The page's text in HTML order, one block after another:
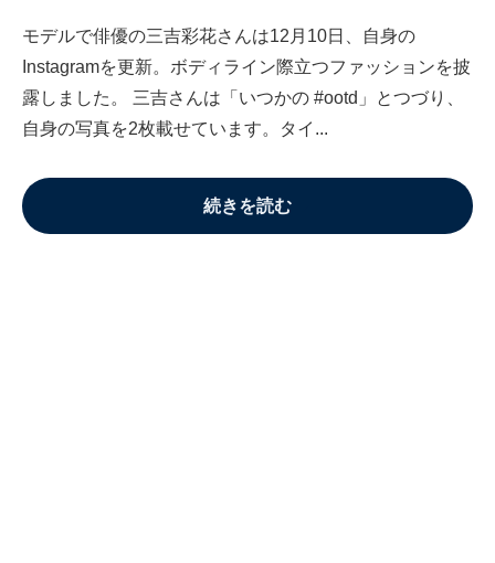
モデルで俳優の三吉彩花さんは12月10日、自身の
Instagramを更新。ボディライン際立つファッションを披
露しました。 三吉さんは「いつかの #ootd」とつづり、
自身の写真を2枚載せています。タイ...
続きを読む